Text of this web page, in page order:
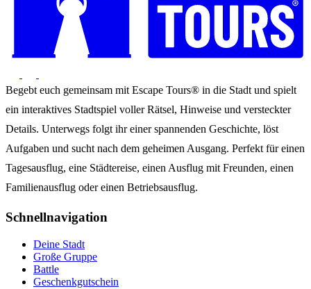
Begebt euch gemeinsam mit Escape Tours® in die Stadt und spielt
ein interaktives Stadtspiel voller Rätsel, Hinweise und versteckter
Details. Unterwegs folgt ihr einer spannenden Geschichte, löst
Aufgaben und sucht nach dem geheimen Ausgang. Perfekt für einen
Tagesausflug, eine Städtereise, einen Ausflug mit Freunden, einen
Familienausflug oder einen Betriebsausflug.
Schnellnavigation
Deine Stadt
Große Gruppe
Battle
Geschenkgutschein